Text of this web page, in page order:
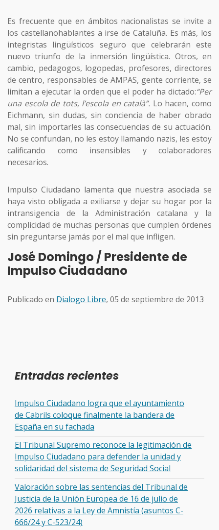
Es frecuente que en ámbitos nacionalistas se invite a
los castellanohablantes a irse de Cataluña. Es más, los
integristas lingüísticos seguro que celebrarán este
nuevo triunfo de la inmersión lingüística. Otros, en
cambio, pedagogos, logopedas, profesores, directores
de centro, responsables de AMPAS, gente corriente, se
limitan a ejecutar la orden que el poder ha dictado:“Per
una escola de tots, l’escola en català”. Lo hacen, como
Eichmann, sin dudas, sin conciencia de haber obrado
mal, sin importarles las consecuencias de su actuación.
No se confundan, no les estoy llamando nazis, les estoy
calificando como insensibles y colaboradores
necesarios.
Impulso Ciudadano lamenta que nuestra asociada se
haya visto obligada a exiliarse y dejar su hogar por la
intransigencia de la Administración catalana y la
complicidad de muchas personas que cumplen órdenes
sin preguntarse jamás por el mal que infligen.
José Domingo / Presidente de
Impulso Ciudadano
Publicado en Dialogo Libre, 05 de septiembre de 2013
Entradas recientes
Impulso Ciudadano logra que el ayuntamiento
de Cabrils coloque finalmente la bandera de
España en su fachada
El Tribunal Supremo reconoce la legitimación de
Impulso Ciudadano para defender la unidad y
solidaridad del sistema de Seguridad Social
Valoración sobre las sentencias del Tribunal de
Justicia de la Unión Europea de 16 de julio de
2026 relativas a la Ley de Amnistía (asuntos C-
666/24 y C-523/24)